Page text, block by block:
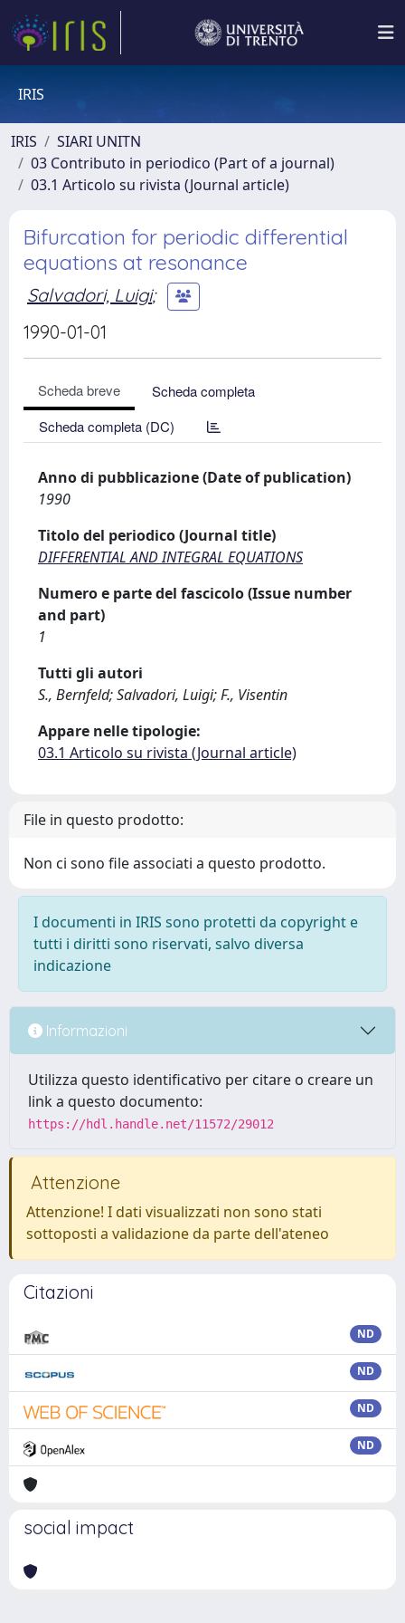
IRIS
IRIS
SIARI UNITN
03 Contributo in periodico (Part of a journal)
03.1 Articolo su rivista (Journal article)
Bifurcation for periodic differential
equations at resonance
Salvadori, Luigi;
1990-01-01
Scheda breve
Scheda completa
Scheda completa (DC)
Anno di pubblicazione (Date of publication)
1990
Titolo del periodico (Journal title)
DIFFERENTIAL AND INTEGRAL EQUATIONS
Numero e parte del fascicolo (Issue number
and part)
1
Tutti gli autori
S., Bernfeld; Salvadori, Luigi; F., Visentin
Appare nelle tipologie:
03.1 Articolo su rivista (Journal article)
File in questo prodotto:
Non ci sono file associati a questo prodotto.
I documenti in IRIS sono protetti da copyright e
tutti i diritti sono riservati, salvo diversa
indicazione
Informazioni
Utilizza questo identificativo per citare o creare un
link a questo documento:
https://hdl.handle.net/11572/29012
Attenzione
Attenzione! I dati visualizzati non sono stati
sottoposti a validazione da parte dell'ateneo
Citazioni
ND
ND
ND
ND
social impact